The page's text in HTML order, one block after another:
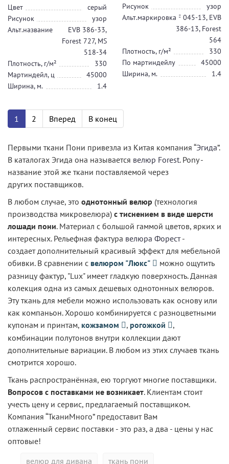
Цвет
серый
Рисунок
узор
Альт.название
EVB 386-33,
Forest 727, MS
518-34
Плотность, г/м²
330
Мартиндейл, ц
45000
Ширина, м.
1.4
Рисунок
узор
Альт.маркировкаCF 045-13, EVB
386-13, Forest
564
Плотность, г/м²
330
По мартиндейлу
45000
Ширина, м.
1.4
1 2 Вперед В конец
Первыми ткани Пони привезла из Китая компания “Эгида”.
В каталогах Эгида она называется велюр Forest. Pony -
название этой же ткани поставляемой через
других поставщиков.
В любом случае, это однотонный велюр (технология
производства микровелюра) с тиснением в виде шерсти
лошади пони. Материал с большой гаммой цветов, ярких и
интересных. Рельефная фактура велюра Форест-
создает дополнительный красивый эффект для мебельной
обивки. В сравнении с велюром "Люкс"
можно ощутить
разницу фактур, "Lux" имеет гладкую поверхность. Данная
колекция одна из самых дешевых однотонных велюров.
Эту ткань для мебели можно использовать как основу или
как компаньон. Хорошо комбинируется с разноцветными
купонам и принтам, кожзамом , рогожкой
,
комбинации полутонов внутри коллекции дают
дополнительные вариации. В любом из этих случаев ткань
смотрится хорошо.
Ткань распространённая, ею торгуют многие поставщики.
Вопросов с поставками не возникает. Клиентам стоит
учесть цену и сервис, предлагаемый поставщиком.
Компания “ТканиМного” предоставит Вам
отлаженный сервис поставки - это раз, а два - цены у нас
оптовые!
велюр для дивана
ткань пони